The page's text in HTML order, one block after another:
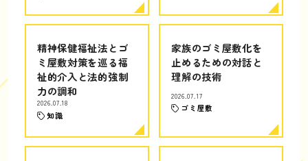
精神保健福祉法とゴ
ミ屋敷対策を巡る福
祉的介入と法的強制
力の調和
2026.07.18
知識
家族のゴミ屋敷化を
止めるための対話と
理解の技術
2026.07.17
ゴミ屋敷